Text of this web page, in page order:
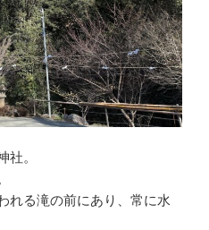
社。
れる滝の前にあり、常に水